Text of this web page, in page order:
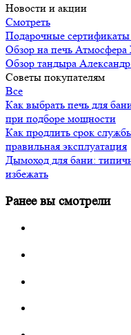
Новости и акции
Смотреть
Подарочные
Обзор на печь Атмосфера
Обзор тандыра
Советы покупателям
Все
Как выбрать печь для
при подборе мощности
Как продлить срок
правильная эксплуатация
Дымоход для бани:
избежать
Ранее вы смотрели